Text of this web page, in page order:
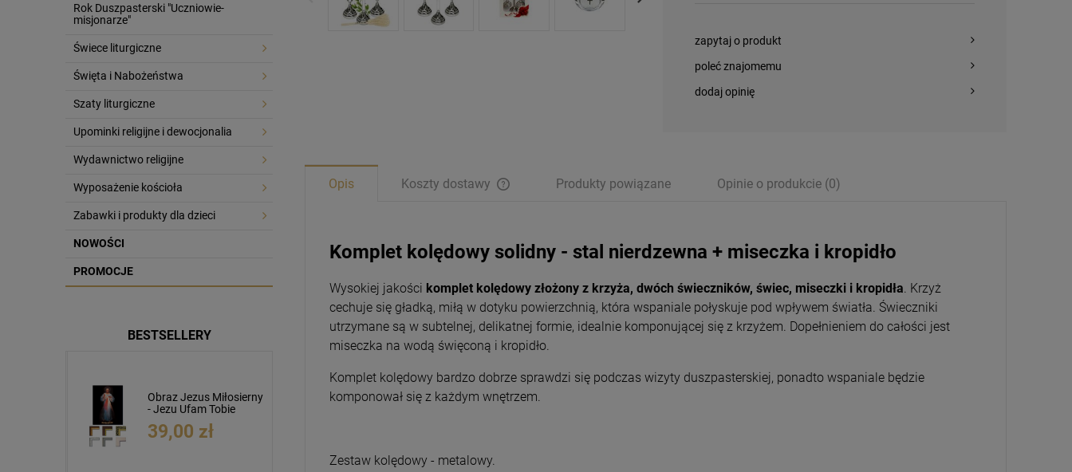
Rok Duszpasterski "Uczniowie-
misjonarze"
Świece liturgiczne
Święta i Nabożeństwa
Szaty liturgiczne
Upominki religijne i dewocjonalia
Wydawnictwo religijne
Wyposażenie kościoła
Zabawki i produkty dla dzieci
NOWOŚCI
PROMOCJE
BESTSELLERY
Obraz Jezus Miłosierny
- Jezu Ufam Tobie
39,00 zł
Magnesy religijne
+
zapytaj o produkt
poleć znajomemu
dodaj opinię
Opis Koszty dostawy Produkty powiązane Opinie o produkcie (0)
Komplet kolędowy solidny - stal nierdzewna + miseczka i kropidło
Wysokiej jakości komplet kolędowy złożony z krzyża, dwóch świeczników, świec, miseczki i kropidła. Krzyż
cechuje się gładką, miłą w dotyku powierzchnią, która wspaniale połyskuje pod wpływem światła. Świeczniki
utrzymane są w subtelnej, delikatnej formie, idealnie komponującej się z krzyżem. Dopełnieniem do całości jest
miseczka na wodą święconą i kropidło.
Komplet kolędowy bardzo dobrze sprawdzi się podczas wizyty duszpasterskiej, ponadto wspaniale będzie
komponował się z każdym wnętrzem.
Zestaw kolędowy - metalowy.